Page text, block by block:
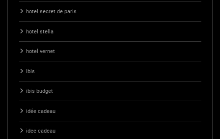
hotel secret de paris
hotel stella
hotel vernet
ibis
ibis budget
idée cadeau
idee cadeau